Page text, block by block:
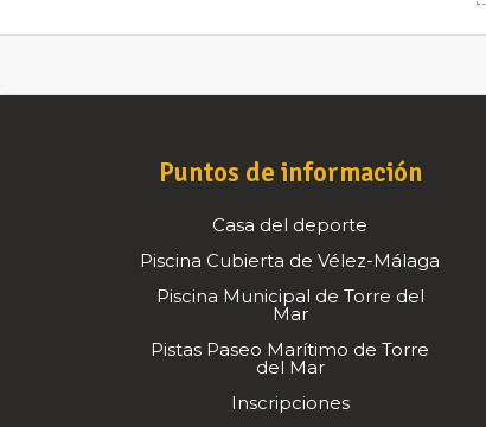
Puntos de información
Casa del deporte
Piscina Cubierta de Vélez-Málaga
Piscina Municipal de Torre del
Mar
Pistas Paseo Marítimo de Torre
del Mar
Inscripciones